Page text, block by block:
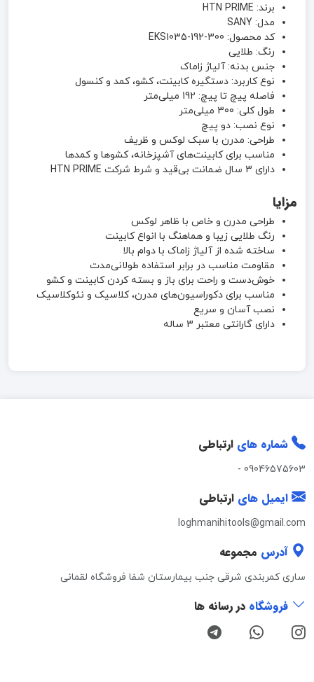
برند: HTN PRIME
مدل: SANY
کد محصول: EKS1035-192-300
رنگ: طلایی
جنس بدنه: آلیاژ زاماک
نوع کاربرد: دستگیره کابینت، کشو، کمد و کنسول
فاصله پیچ تا پیچ: 192 میلی‌متر
طول کلی: 300 میلی‌متر
نوع نصب: دو پیچ
طراحی: مدرن با سبک لوکس و ظریف
مناسب برای کابینت‌های آشپزخانه، کشوها و کمدها
دارای 3 سال ضمانت بی‌قید و شرط شرکت HTN PRIME
مزایا
طراحی مدرن و خاص با ظاهر لوکس
رنگ طلایی زیبا و هماهنگ با انواع کابینت
ساخته شده از آلیاژ زاماک با دوام بالا
مقاومت مناسب در برابر استفاده طولانی‌مدت
خوش‌دست و راحت برای باز و بسته کردن کابینت و کشو
مناسب برای دکوراسیون‌های مدرن، کلاسیک و نئوکلاسیک
نصب آسان و سریع
دارای گارانتی معتبر 3 ساله
شماره های ارتباطی
09046575603
-
ایمیل های ارتباطی
loghmanihitools@gmail.com
آدرس مجموعه
ساری کمربندی شرقی جنب بیمارستان شفا فروشگاه لقمانی
فروشگاه در رسانه ها